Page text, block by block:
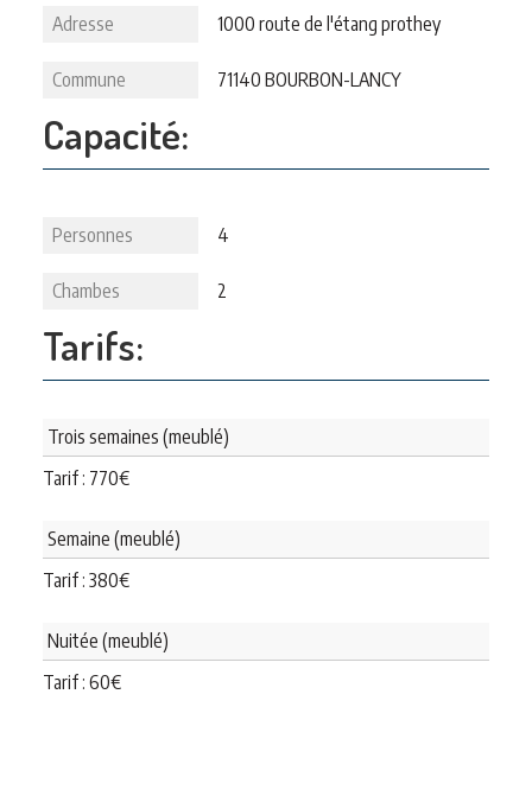
Adresse 1000 route de l'étang prothey
Commune 71140 BOURBON-LANCY
Capacité:
Personnes 4
Chambes 2
Tarifs:
Trois semaines (meublé)
Tarif : 770€
Semaine (meublé)
Tarif : 380€
Nuitée (meublé)
Tarif : 60€